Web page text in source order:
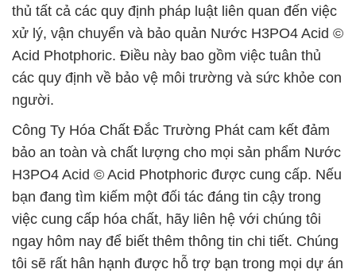
thủ tất cả các quy định pháp luật liên quan đến việc
xử lý, vận chuyển và bảo quản Nước H3PO4 Acid ©
Acid Photphoric. Điều này bao gồm việc tuân thủ
các quy định về bảo vệ môi trường và sức khỏe con
người.
Công Ty Hóa Chất Đắc Trường Phát cam kết đảm
bảo an toàn và chất lượng cho mọi sản phẩm Nước
H3PO4 Acid © Acid Photphoric được cung cấp. Nếu
bạn đang tìm kiếm một đối tác đáng tin cậy trong
việc cung cấp hóa chất, hãy liên hệ với chúng tôi
ngay hôm nay để biết thêm thông tin chi tiết. Chúng
tôi sẽ rất hân hạnh được hỗ trợ bạn trong mọi dự án